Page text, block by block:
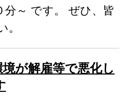
分～ です。 ぜひ、皆
。
が解雇等で悪化し